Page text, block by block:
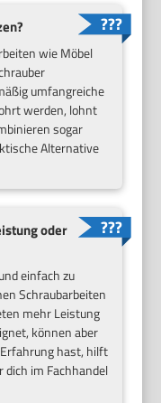
wie Möbel
umfangreiche
werden, lohnt
sogar
Alternative
oder
einfach zu
Schraubarbeiten
mehr Leistung
können aber
hast, hilft
dich im Fachhandel